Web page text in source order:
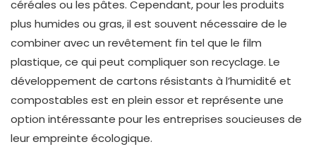
céréales ou les pâtes. Cependant, pour les produits
plus humides ou gras, il est souvent nécessaire de le
combiner avec un revêtement fin tel que le film
plastique, ce qui peut compliquer son recyclage. Le
développement de cartons résistants à l’humidité et
compostables est en plein essor et représente une
option intéressante pour les entreprises soucieuses de
leur empreinte écologique.